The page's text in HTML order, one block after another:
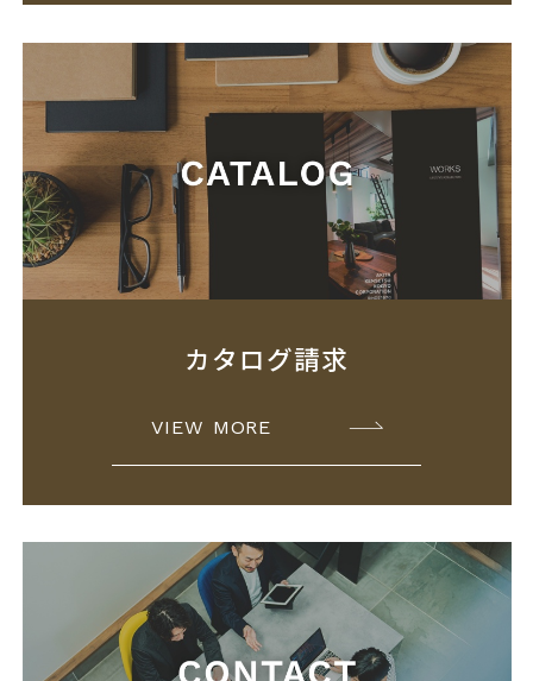
カタログ請求
VIEW MORE